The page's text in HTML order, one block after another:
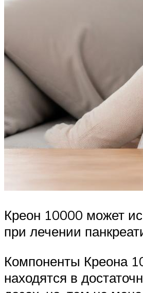
Креон 10000 может
при лечении
Компоненты Креона
находятся в